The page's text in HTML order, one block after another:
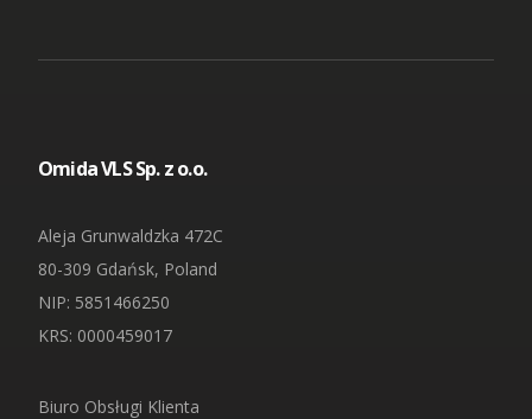
Omida VLS Sp. z o.o.
Aleja Grunwaldzka 472C
80-309 Gdańsk, Poland
NIP: 5851466250
KRS: 0000459017
Biuro Obsługi Klienta